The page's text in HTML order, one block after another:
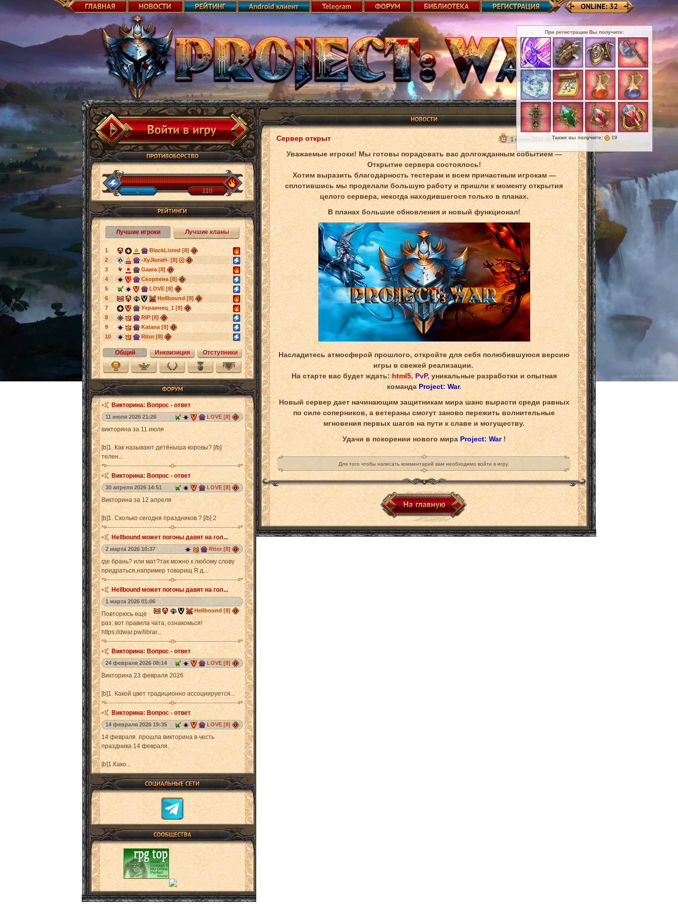
При регистрации Вы получите:
3 2
2 120 50 25
Также вы получите: 10
2 110
Лучшие игроки Лучшие кланы
1
BlackListed [8]
2
-XyJIuraH- [8]
3
Gaara [8]
4
Скорпена [8]
5
LOVE [8]
6
Hellbound [8]
7
Украинец_1 [8]
8
RIP [8]
9
Katana [8]
10
Ritor [8]
Общий Инквизиция Отступники
Викторина: Вопрос - ответ
11 июля 2026 21:26 LOVE [8]
викторина за 11 июля
[b]1. Как называют детёныша коровы? [/b]
телен...
Викторина: Вопрос - ответ
30 апреля 2026 14:51 LOVE [8]
Викторина за 12 апреля
[b]1. Сколько сегодня праздников ? [/b] 2
Hellbound может погоны давят на гол...
2 марта 2026 10:37 Ritor [8]
где брань? или мат?так можно к любому слову
придраться,например товарищ Я д...
Hellbound может погоны давят на гол...
1 марта 2026 01:06
Hellbound [8]
Повторюсь еще
раз: вот правила чата, ознакомься!
https://dwar.pw/librar...
Викторина: Вопрос - ответ
24 февраля 2026 08:14 LOVE [8]
Викторина 23 февраля 2026
[b]1. Какой цвет традиционно ассоциируется...
Викторина: Вопрос - ответ
14 февраля 2026 19:35 LOVE [8]
14 февраля. прошла викторина в честь
праздника 14 февраля.
[b]1.Како...
1 июня 2022 18:06
Сервер открыт
Уважаемые игроки! Мы готовы порадовать вас долгожданным событием —
Открытие сервера состоялось!
Хотим выразить благодарность тестерам и всем причастным игрокам —
сплотившись мы проделали большую работу и пришли к моменту открытия
целого сервера, некогда находившегося только в планах.
В планах большие обновления и новый функционал!
Насладитесь атмосферой прошлого, откройте для себя полюбившуюся версию
игры в свежей реализации.
На старте вас будет ждать: html5, PvP, уникальные разработки и опытная
командаProject: War.
Новый сервер дает начинающим защитникам мира шанс вырасти среди равных
по силе соперников, а ветераны смогут заново пережить волнительные
мгновения первых шагов на пути к славе и могуществу.
Удачи в покорении нового мираProject: War!
Для того чтобы написать комментарий вам необходимо войти в игру.